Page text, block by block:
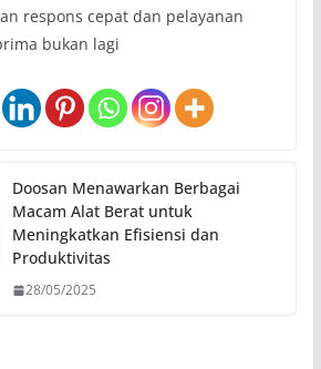
respons cepat dan pelayanan
bukan lagi
Doosan Menawarkan Berbagai
Macam Alat Berat untuk
Meningkatkan Efisiensi dan
Produktivitas
28/05/2025